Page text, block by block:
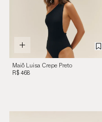
Maiô Luisa Crepe Preto
R$ 468